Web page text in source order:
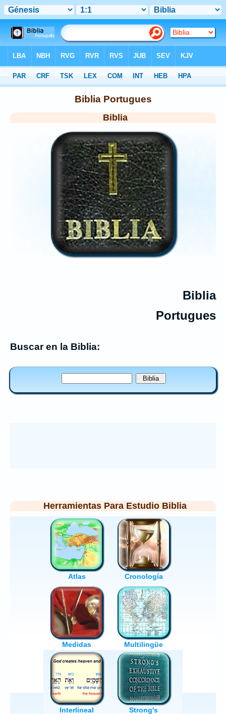
Biblia Portugues
Biblia
Biblia
Portugues
Buscar en la Biblia:
Herramientas Para Estudio Biblia